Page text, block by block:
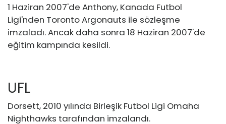
1 Haziran 2007'de Anthony, Kanada Futbol
Ligi'nden Toronto Argonauts ile sözleşme
imzaladı. Ancak daha sonra 18 Haziran 2007'de
eğitim kampında kesildi.
UFL
Dorsett, 2010 yılında Birleşik Futbol Ligi Omaha
Nighthawks tarafından imzalandı.